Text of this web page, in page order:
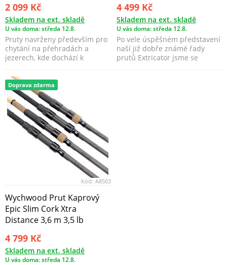
2 099 Kč
Skladem na ext. skladě
U vás doma: středa 12.8.
Pruty navrženy především pro
chytání na přehradách a
jezerech, kde dochází k
4 499 Kč
Skladem na ext. skladě
U vás doma: středa 12.8.
Po vele úspěšném představení
naší již dobře známé řady
prutů Extricator jsme se
Doprava zdarma
Kód: A8503
Wychwood Prut Kaprový
Epic Slim Cork Xtra
Distance 3,6 m 3,5 lb
4 799 Kč
Skladem na ext. skladě
U vás doma: středa 12.8.